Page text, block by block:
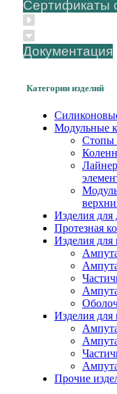
Сертификаты
Документация
Категории изделий
Модульные
Стопы
Изделия для
Протезная
Изделия для
Изделия
Прочие